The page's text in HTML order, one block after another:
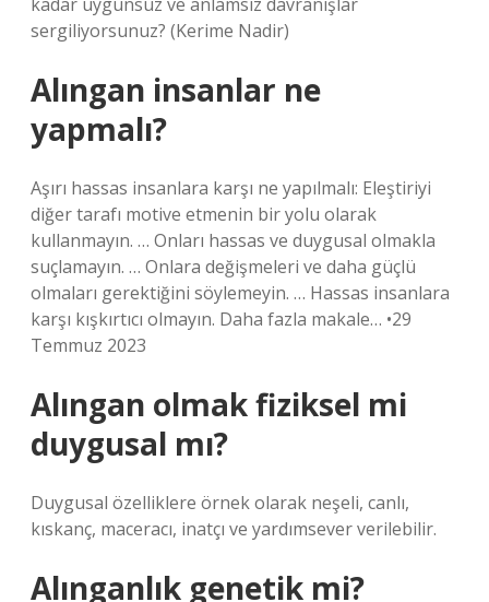
sergiliyorsunuz? (Kerime Nadir)
Alıngan insanlar ne
yapmalı?
Aşırı hassas insanlara karşı ne yapılmalı: Eleştiriyi
diğer tarafı motive etmenin bir yolu olarak
kullanmayın. … Onları hassas ve duygusal olmakla
suçlamayın. … Onlara değişmeleri ve daha güçlü
olmaları gerektiğini söylemeyin. … Hassas insanlara
karşı kışkırtıcı olmayın. Daha fazla makale… •29
Temmuz 2023
Alıngan olmak fiziksel mi
duygusal mı?
Duygusal özelliklere örnek olarak neşeli, canlı,
kıskanç, maceracı, inatçı ve yardımsever verilebilir.
Alınganlık genetik mi?